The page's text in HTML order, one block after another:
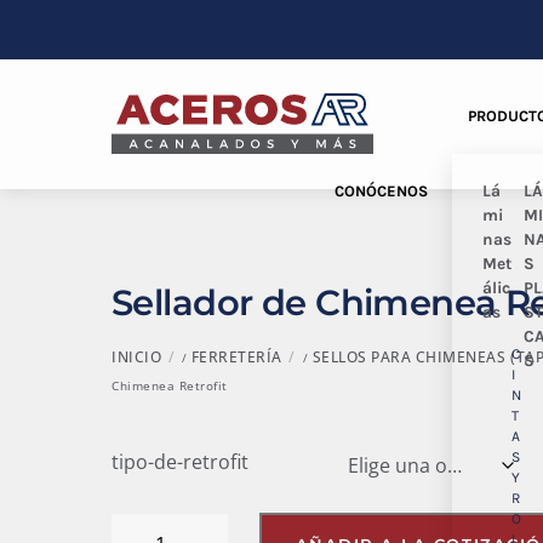
Menu
CONÓCENOS
Lá
mi
nas
Met
álic
as
C
I
N
T
A
S
Y
R
O
L
LÁ
MI
S
CA
S
Sellador de Chimenea
INICIO / FERRETERÍA / SELLOS PARA CHIMENEAS
Chimenea Retrofit
tipo-de-retrofit